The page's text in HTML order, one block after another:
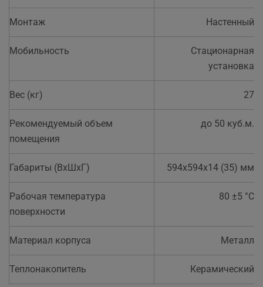
Монтаж Настенный
Мобильность
Стационарная
установка
Вес (кг) 27
Рекомендуемый объем
помещения
до 50 куб.м.
Габариты (ВхШхГ) 594х594х14 (35) мм
Рабочая температура
поверхности
80 ±5 °С
Материал корпуса Металл
Теплонакопитель Керамический